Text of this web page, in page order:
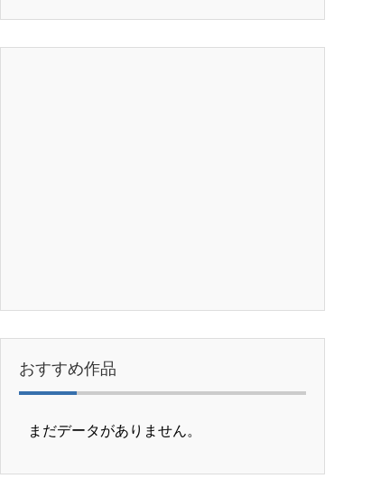
おすすめ作品
まだデータがありません。